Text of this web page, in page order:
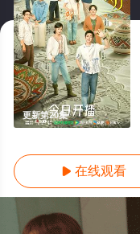
更新第20集
 在线观看